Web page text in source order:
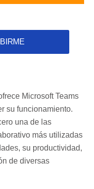
Microsoft Teams
su funcionamiento.
una de las
más utilizadas
su productividad,
de diversas